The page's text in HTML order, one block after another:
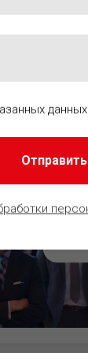
данных
Отправить